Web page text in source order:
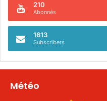
210
Abonnés
1613
Subscribers
Météo